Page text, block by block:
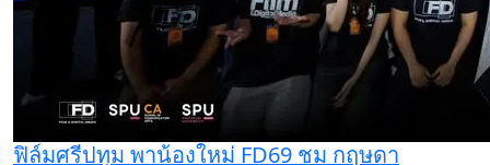
ฟิล์มศรีปทุม พาน้องใหม่ FD69 ชม กฤษดา